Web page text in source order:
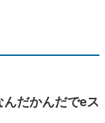
だかんだでeス